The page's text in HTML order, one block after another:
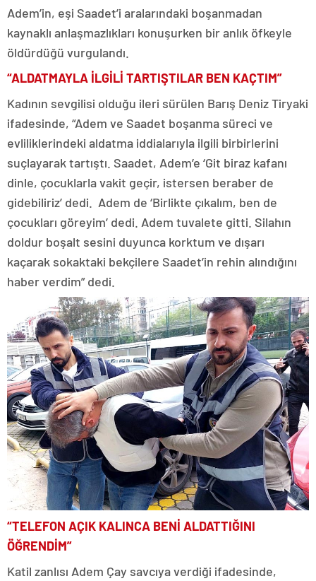
Adem’in, eşi Saadet’i aralarındaki boşanmadan
kaynaklı anlaşmazlıkları konuşurken bir anlık öfkeyle
öldürdüğü vurgulandı.
“ALDATMAYLA İLGİLİ TARTIŞTILAR BEN KAÇTIM”
Kadının sevgilisi olduğu ileri sürülen Barış Deniz Tiryaki
ifadesinde, “Adem ve Saadet boşanma süreci ve
evliliklerindeki aldatma iddialarıyla ilgili birbirlerini
suçlayarak tartıştı. Saadet, Adem’e ‘Git biraz kafanı
dinle, çocuklarla vakit geçir, istersen beraber de
gidebiliriz’ dedi. Adem de ‘Birlikte çıkalım, ben de
çocukları göreyim’ dedi. Adem tuvalete gitti. Silahın
doldur boşalt sesini duyunca korktum ve dışarı
kaçarak sokaktaki bekçilere Saadet’in rehin alındığını
haber verdim” dedi.
“TELEFON AÇIK KALINCA BENİ ALDATTIĞINI
ÖĞRENDİM”
Katil zanlısı Adem Çay savcıya verdiği ifadesinde,